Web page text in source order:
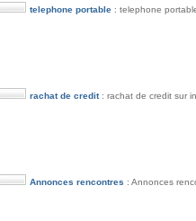
telephone portable: telephone
rachat de credit: rachat de credit sur
Annonces rencontres : Annonces